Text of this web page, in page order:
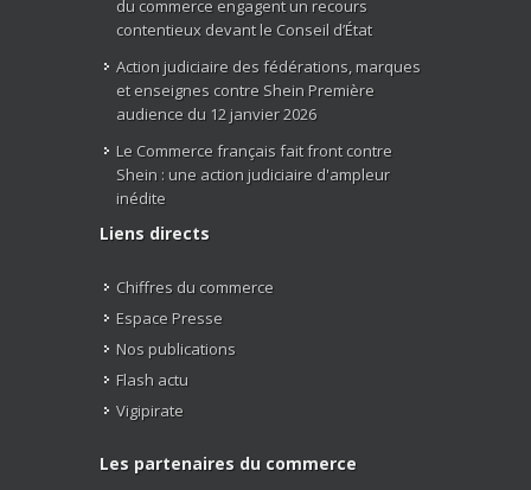
du commerce engagent un recours
contentieux devant le Conseil d’État
Action judiciaire des fédérations, marques
et enseignes contre Shein Première
audience du 12 janvier 2026
Le Commerce français fait front contre
Shein : une action judiciaire d'ampleur
inédite
Liens directs
Chiffres du commerce
Espace Presse
Nos publications
Flash actu
Vigipirate
Les partenaires du commerce